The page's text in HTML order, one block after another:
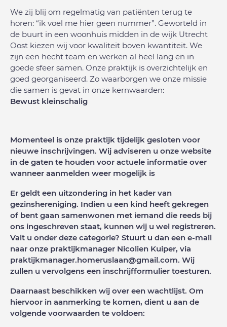
We zij blij om regelmatig van patiënten terug te
horen: “ik voel me hier geen nummer”. Geworteld in
de buurt in een woonhuis midden in de wijk Utrecht
Oost kiezen wij voor kwaliteit boven kwantiteit. We
zijn een hecht team en werken al heel lang en in
goede sfeer samen. Onze praktijk is overzichtelijk en
goed georganiseerd. Zo waarborgen we onze missie
die samen is gevat in onze kernwaarden:
Bewust kleinschalig
Momenteel is onze praktijk tijdelijk gesloten voor
nieuwe inschrijvingen. Wij adviseren u onze website
in de gaten te houden voor actuele informatie over
wanneer aanmelden weer mogelijk is
Er geldt een uitzondering in het kader van
gezinshereniging. Indien u een kind heeft gekregen
of bent gaan samenwonen met iemand die reeds bij
ons ingeschreven staat, kunnen wij u wel registreren.
Valt u onder deze categorie? Stuurt u dan een e-mail
naar onze praktijkmanager Nicolien Kuiper, via
praktijkmanager.homeruslaan@gmail.com. Wij
zullen u vervolgens een inschrijfformulier toesturen.
Daarnaast beschikken wij over een wachtlijst. Om
hiervoor in aanmerking te komen, dient u aan de
volgende voorwaarden te voldoen: